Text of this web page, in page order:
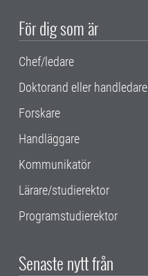
För dig som är
Chef/ledare
Doktorand eller handledare
Forskare
Handläggare
Kommunikatör
Lärare/studierektor
Programstudierektor
Senaste nytt från